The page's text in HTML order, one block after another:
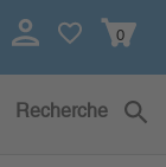
0
Recherche